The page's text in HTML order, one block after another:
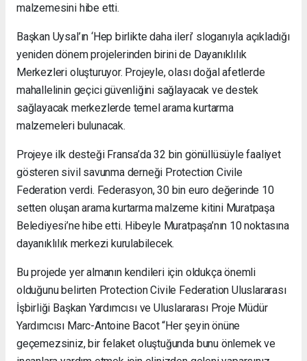
malzemesini hibe etti.
Başkan Uysal’ın ‘Hep birlikte daha ileri’ sloganıyla açıkladığı
yeniden dönem projelerinden birini de Dayanıklılık
Merkezleri oluşturuyor. Projeyle, olası doğal afetlerde
mahallelinin geçici güvenliğini sağlayacak ve destek
sağlayacak merkezlerde temel arama kurtarma
malzemeleri bulunacak.
Projeye ilk desteği Fransa’da 32 bin gönüllüsüyle faaliyet
gösteren sivil savunma derneği Protection Civile
Federation verdi. Federasyon, 30 bin euro değerinde 10
setten oluşan arama kurtarma malzeme kitini Muratpaşa
Belediyesi’ne hibe etti. Hibeyle Muratpaşa’nın 10 noktasına
dayanıklılık merkezi kurulabilecek.
Bu projede yer almanın kendileri için oldukça önemli
olduğunu belirten Protection Civile Federation Uluslararası
İşbirliği Başkan Yardımcısı ve Uluslararası Proje Müdür
Yardımcısı Marc-Antoine Bacot “Her şeyin önüne
geçemezsiniz, bir felaket oluştuğunda bunu önlemek ve